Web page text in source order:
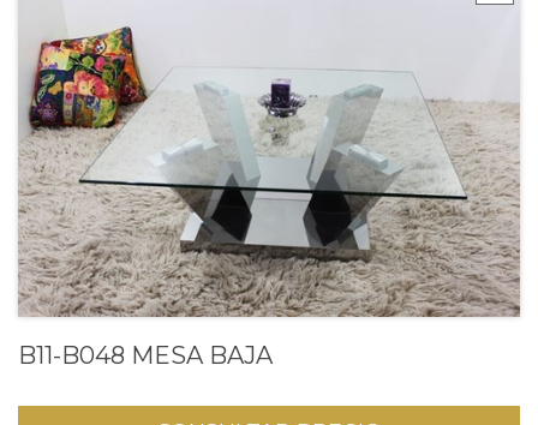
B11-B048 MESA BAJA